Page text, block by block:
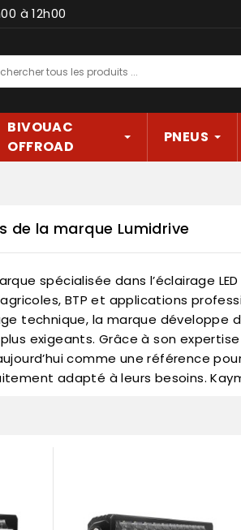
à 12h00
BIVOUAC
OFFROAD
PNEUS
de la marque Lumidrive
spécialisée dans l’éclairage
BTP et applications
technique, la marque
exigeants. Grâce à son
comme une référence
adapté à leurs besoins.